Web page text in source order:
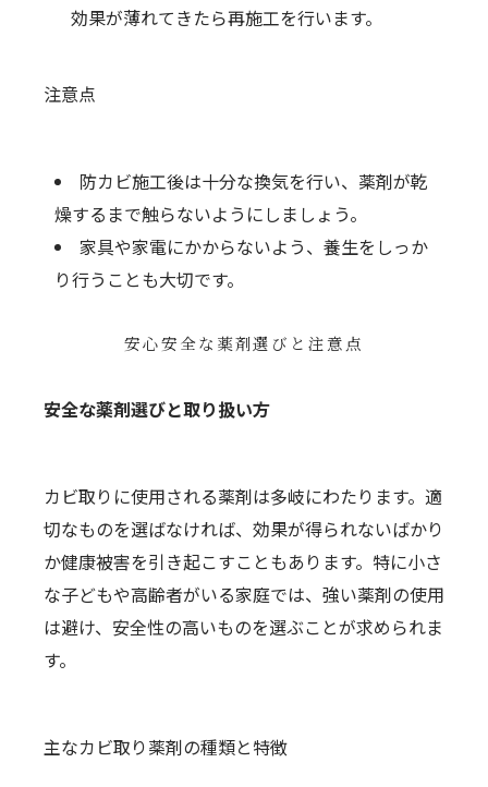
効果が薄れてきたら再施工を行います。
注意点
防カビ施工後は十分な換気を行い、薬剤が乾
燥するまで触らないようにしましょう。
家具や家電にかからないよう、養生をしっか
り行うことも大切です。
安心安全な薬剤選びと注意点
安全な薬剤選びと取り扱い方
カビ取りに使用される薬剤は多岐にわたります。適
切なものを選ばなければ、効果が得られないばかり
か健康被害を引き起こすこともあります。特に小さ
な子どもや高齢者がいる家庭では、強い薬剤の使用
は避け、安全性の高いものを選ぶことが求められま
す。
主なカビ取り薬剤の種類と特徴